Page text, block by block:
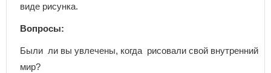
виде рисунка.
Вопросы:
Были ли вы увлечены, когда рисовали свой внутренний
мир?